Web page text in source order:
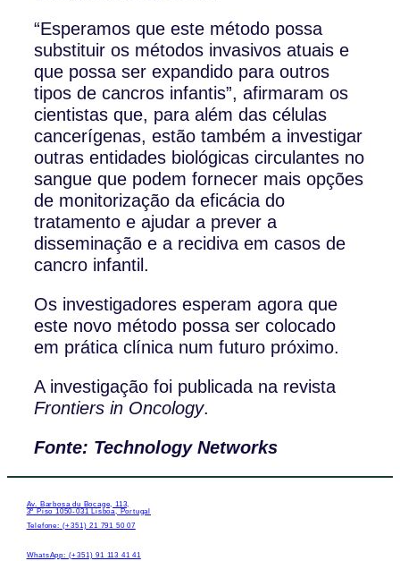
“Esperamos que este método possa
substituir os métodos invasivos atuais e
que possa ser expandido para outros
tipos de cancros infantis”, afirmaram os
cientistas que, para além das células
cancerígenas, estão também a investigar
outras entidades biológicas circulantes no
sangue que podem fornecer mais opções
de monitorização da eficácia do
tratamento e ajudar a prever a
disseminação e a recidiva em casos de
cancro infantil.
Os investigadores esperam agora que
este novo método possa ser colocado
em prática clínica num futuro próximo.
A investigação foi publicada na revista
Frontiers in Oncology.
Fonte: Technology Networks
Av. Barbosa du Bocage, 113,
3º Piso 1050-031 Lisboa, Portugal
Telefone: (+351) 21 791 50 07
WhatsApp: (+351) 91 113 41 41